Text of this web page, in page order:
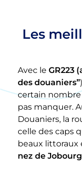
Les
Avec le GR223
des douaniers”
certain nombre
pas manquer.
Douaniers, la
celle des caps
beaux littoraux
nez de Jobourg